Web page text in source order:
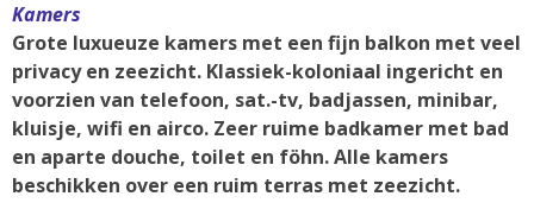
Kamers
Grote luxueuze kamers met een fijn balkon met veel
privacy en zeezicht. Klassiek-koloniaal ingericht en
voorzien van telefoon, sat.-tv, badjassen, minibar,
kluisje, wifi en airco. Zeer ruime badkamer met bad
en aparte douche, toilet en föhn. Alle kamers
beschikken over een ruim terras met zeezicht.